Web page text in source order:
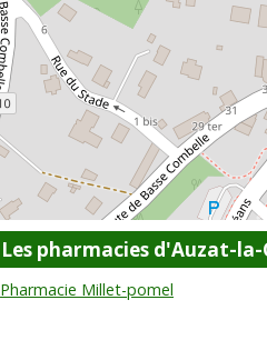
Les pharmacies d'Auzat-
Pharmacie Millet-pomel